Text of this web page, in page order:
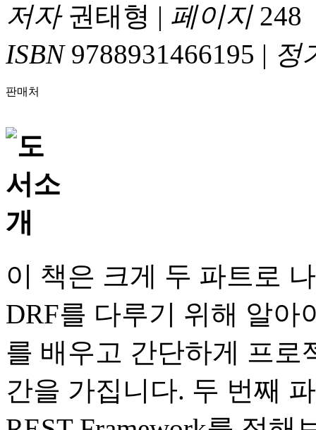
저자권태형 | 페이지248
ISBN9788931466195 | 정
판매처
이 책은 크게 두 파트로
DRF를 다루기 위해 알아
를 배우고 간단하게 프로
간을 가집니다. 두 번째